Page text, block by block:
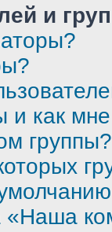
и
и как
группы?
«Наша